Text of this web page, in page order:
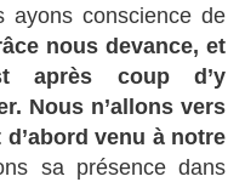
ayons conscience de
nous devance, et
après coup d’y
Nous n’allons vers
venu à notre
sa présence dans